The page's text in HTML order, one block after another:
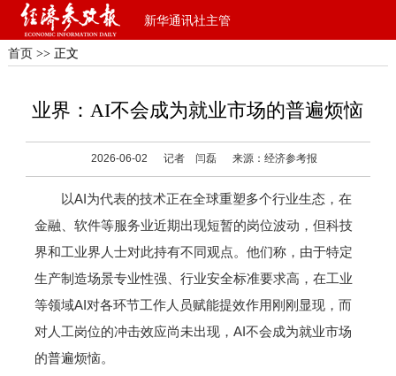
新华通讯社主管
首页 >> 正文
业界：AI不会成为就业市场的普遍烦恼
2026-06-02 记者 闫磊 来源：经济参考报
以AI为代表的技术正在全球重塑多个行业生态，在
金融、软件等服务业近期出现短暂的岗位波动，但科技
界和工业界人士对此持有不同观点。他们称，由于特定
生产制造场景专业性强、行业安全标准要求高，在工业
等领域AI对各环节工作人员赋能提效作用刚刚显现，而
对人工岗位的冲击效应尚未出现，AI不会成为就业市场
的普遍烦恼。